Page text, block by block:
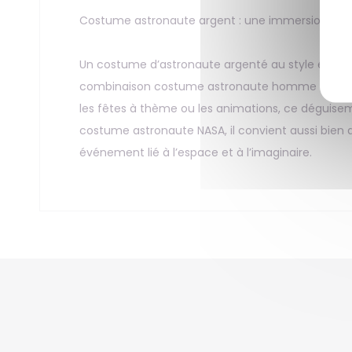
Costume astronaute argent : une immersion dans
Un costume d’astronaute argenté au style
combinaison costume astronaute homme attire
les fêtes à thème ou les animations, ce
costume astronaute NASA, il convient aussi
événement lié à l’espace et à l’imaginaire.